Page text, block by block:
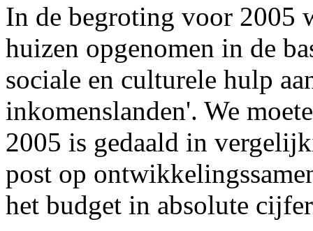
In de begroting voor 2005
huizen opgenomen in de
sociale en culturele hulp
inkomenslanden'. We
2005 is gedaald in
post op
het budget in absolute